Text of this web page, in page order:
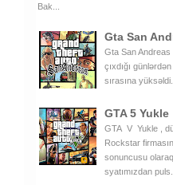
Bak...
Gta San
Gta San Andreas
çıxdığı
sırasına
GTA 5 Yukle
GTA V Yukle ,
Rockstar
sonuncusu
syatımızdan puls...